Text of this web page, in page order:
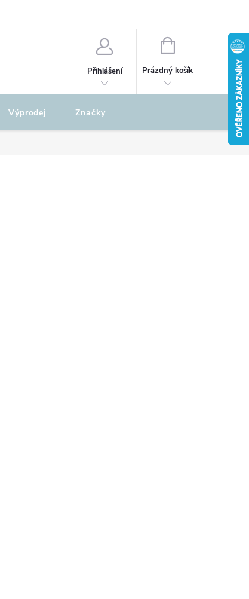
Přihlášení
NÁKUPNÍ
Prázdný košík
Výprodej Značky